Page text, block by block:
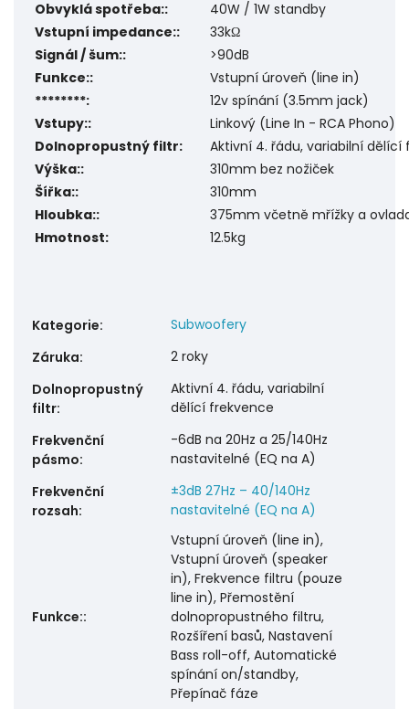
Obvyklá spotřeba::
40W / 1W standby
Vstupní impedance::
33kΩ
Signál / šum::
>90dB
Funkce::
Vstupní úroveň (line in)
********:
12v spínání (3.5mm jack)
Vstupy::
Linkový (Line In - RCA Phono)
Dolnopropustný filtr:
Aktivní 4. řádu, variabilní dělící
Výška::
310mm bez nožiček
Šířka::
310mm
Hloubka::
375mm včetně mřížky a
Hmotnost:
12.5kg
Kategorie:
Subwoofery
Záruka:
2 roky
Dolnopropustný
filtr:
Aktivní 4. řádu, variabilní
dělící frekvence
Frekvenční
pásmo:
-6dB na 20Hz a 25/140Hz
nastavitelné (EQ na A)
Frekvenční
rozsah:
±3dB 27Hz – 40/140Hz
nastavitelné (EQ na A)
Funkce::
Vstupní úroveň (line in),
Vstupní úroveň (speaker
in), Frekvence filtru (pouze
line in), Přemostění
dolnopropustného filtru,
Rozšíření basů, Nastavení
Bass roll-off, Automatické
spínání on/standby,
Přepínač fáze